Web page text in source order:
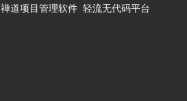
禅道项目管理软件 轻流无代码平台